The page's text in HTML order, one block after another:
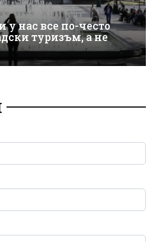
у нас все по-често
туризъм, а не